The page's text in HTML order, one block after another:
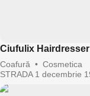
Ciufulix Hairdresser
Coafură • Cosmetica
STRADA 1 decembrie